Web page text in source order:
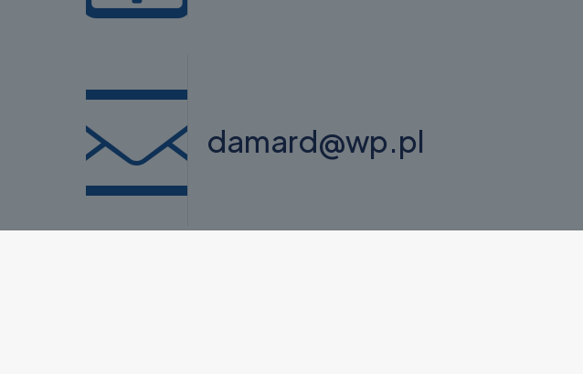
damard@wp.pl